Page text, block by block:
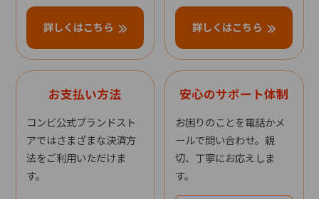
詳しくはこちら 詳しくはこちら
お支払い方法
コンビ公式ブランドスト
アではさまざまな決済方
法をご利用いただけま
す。
安心のサポート体制
お困りのことを電話かメ
ールで問い合わせ。親
切、丁寧にお応えしま
す。